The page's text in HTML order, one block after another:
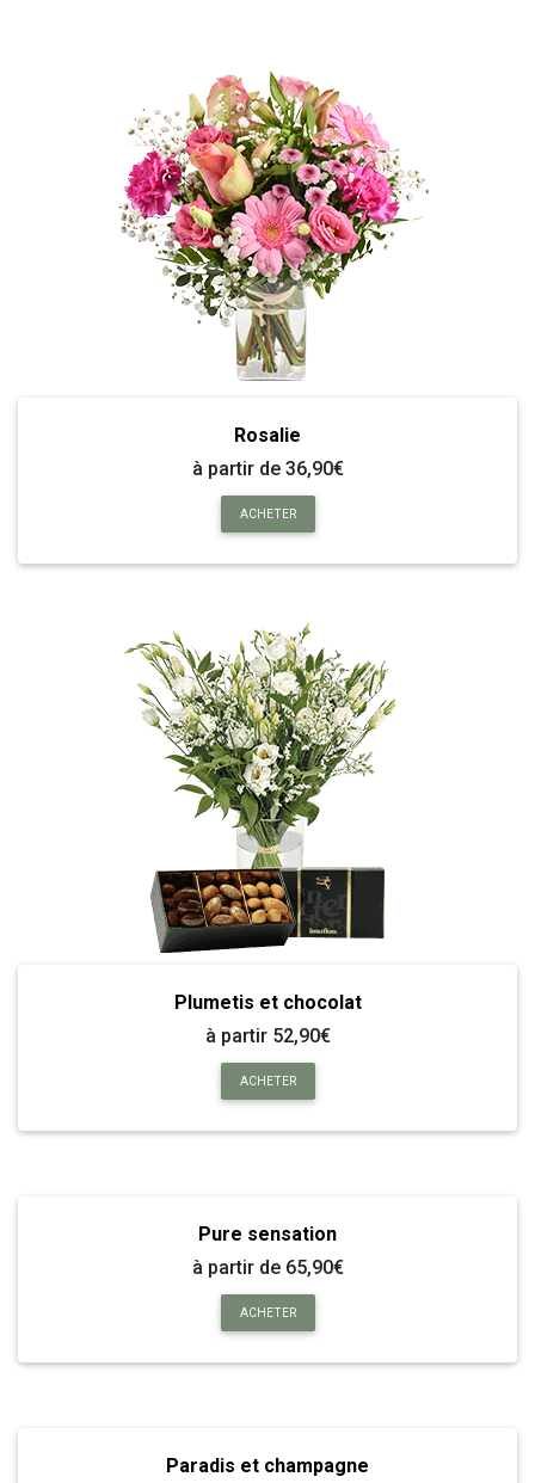
Rosalie
à partir de 36,90€
ACHETER
Plumetis et chocolat
à partir 52,90€
ACHETER
Pure sensation
à partir de 65,90€
ACHETER
Paradis et champagne